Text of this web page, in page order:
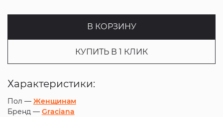
В КОРЗИНУ
КУПИТЬ В 1 КЛИК
Характеристики:
Пол — Женщинам
Бренд — Graciana